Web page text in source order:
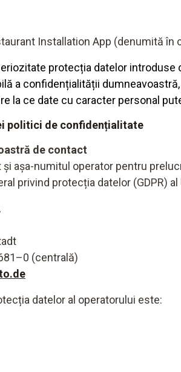
Installation App (denumită în
protecția datelor introduse
a confidențialității
la ce date cu caracter personal
politici de confidențialitate
de contact
așa-numitul operator pentru
privind protecția datelor (GDPR) al
(centrală)
datelor al operatorului este: